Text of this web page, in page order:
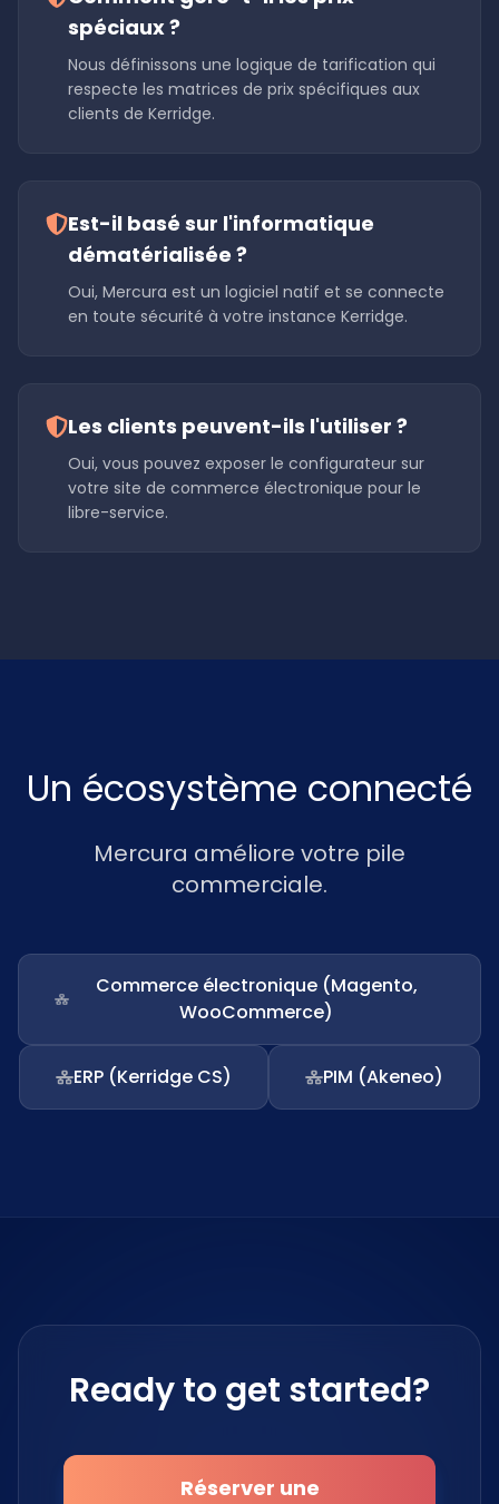
spéciaux ?
Nous définissons une logique de tarification qui
respecte les matrices de prix spécifiques aux
clients de Kerridge.
Est-il basé sur l'informatique
dématérialisée ?
Oui, Mercura est un logiciel natif et se connecte
en toute sécurité à votre instance Kerridge.
Les clients peuvent-ils l'utiliser ?
Oui, vous pouvez exposer le configurateur sur
votre site de commerce électronique pour le
libre-service.
Un écosystème connecté
Mercura améliore votre pile
commerciale.
Commerce électronique (Magento,
WooCommerce)
ERP (Kerridge CS) PIM (Akeneo)
Ready to get started?
Réserver une